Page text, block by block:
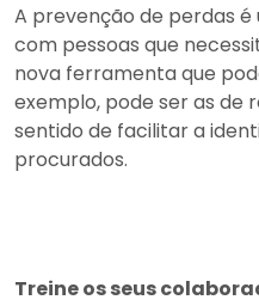
A prevenção de perdas
com pessoas que
nova ferramenta que
exemplo, pode ser as de
sentido de facilitar a
procurados.
Treine os seus